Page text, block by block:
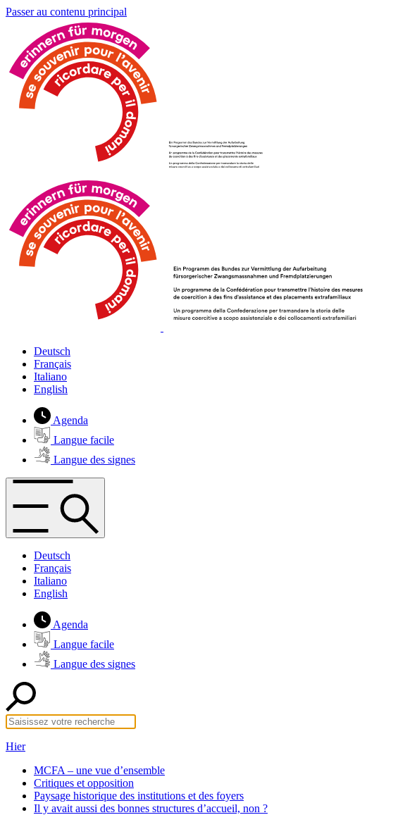
Passer au contenu principal
Deutsch
Français
Italiano
English
Agenda
Langue facile
Langue des signes
Deutsch
Français
Italiano
English
Agenda
Langue facile
Langue des signes
Hier
MCFA – une vue d’ensemble
Critiques et opposition
Paysage historique des institutions et des foyers
Il y avait aussi des bonnes structures d’accueil, non ?